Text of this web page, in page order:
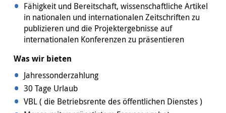
Fähigkeit und Bereitschaft, wissenschaftliche Artikel
in nationalen und internationalen Zeitschriften zu
publizieren und die Projektergebnisse auf
internationalen Konferenzen zu präsentieren
Was wir bieten
Jahressonderzahlung
30 Tage Urlaub
VBL ( die Betriebsrente des öffentlichen Dienstes )